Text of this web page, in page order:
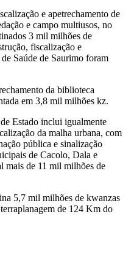
e apetrechamento de
e campo multiusos, no
3 mil milhões de
fiscalização e
Saúde de Saurimo foram
da biblioteca
em 3,8 mil milhões kz.
Estado inclui igualmente
da malha urbana, com
pública e sinalização
de Cacolo, Dala e
mais de 11 mil milhões de
5,7 mil milhões de kwanzas
de 124 Km do